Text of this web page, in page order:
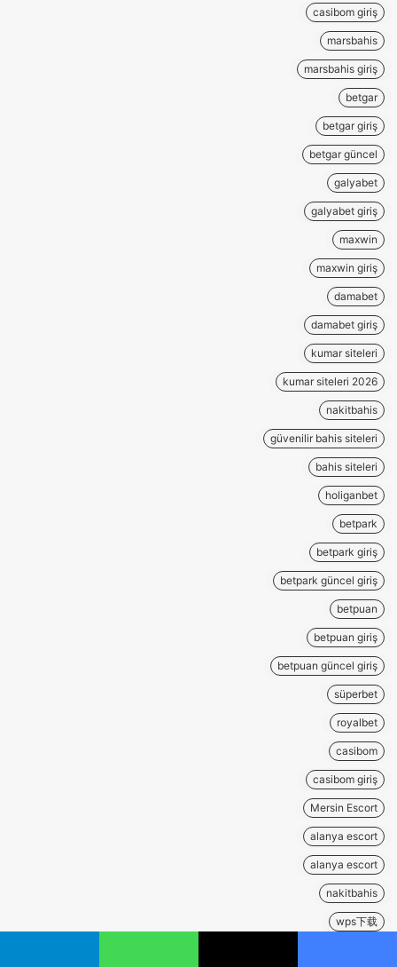
casibom giriş
marsbahis
marsbahis giriş
betgar
betgar giriş
betgar güncel
galyabet
galyabet giriş
maxwin
maxwin giriş
damabet
damabet giriş
kumar siteleri
kumar siteleri 2026
nakitbahis
güvenilir bahis siteleri
bahis siteleri
holiganbet
betpark
betpark giriş
betpark güncel giriş
betpuan
betpuan giriş
betpuan güncel giriş
süperbet
royalbet
casibom
casibom giriş
Mersin Escort
alanya escort
alanya escort
nakitbahis
wps下载